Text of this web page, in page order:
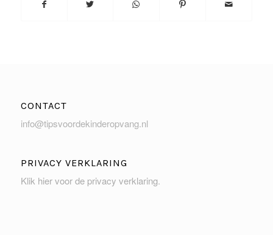
CONTACT
info@tipsvoordekinderopvang.nl
PRIVACY VERKLARING
Klik hier voor de privacy verklaring.